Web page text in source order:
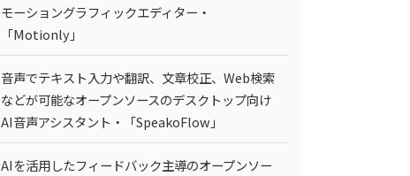
モーショングラフィックエディター・
「Motionly」
音声でテキスト入力や翻訳、文章校正、Web検索
などが可能なオープンソースのデスクトップ向け
AI音声アシスタント・「SpeakoFlow」
AIを活用したフィードバック主導のオープンソー